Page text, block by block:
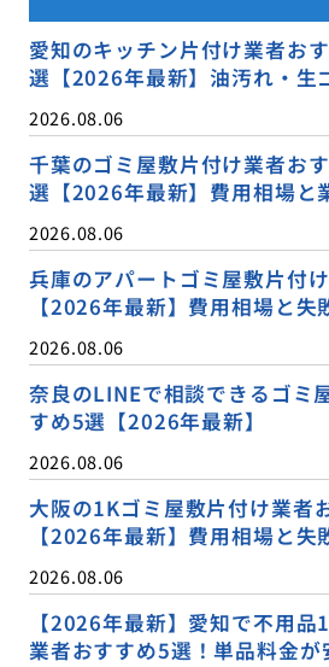
愛知のキッチン片付け業者お
選【2026年最新】油汚れ・生
2026.08.06
千葉のゴミ屋敷片付け業者お
選【2026年最新】費用相場と
2026.08.06
兵庫のアパートゴミ屋敷片付
【2026年最新】費用相場と失
2026.08.06
奈良のLINEで相談できるゴミ
すめ5選【2026年最新】
2026.08.06
大阪の1Kゴミ屋敷片付け業者
【2026年最新】費用相場と失
2026.08.06
【2026年最新】愛知で不用
業者おすすめ5選！単品料金が